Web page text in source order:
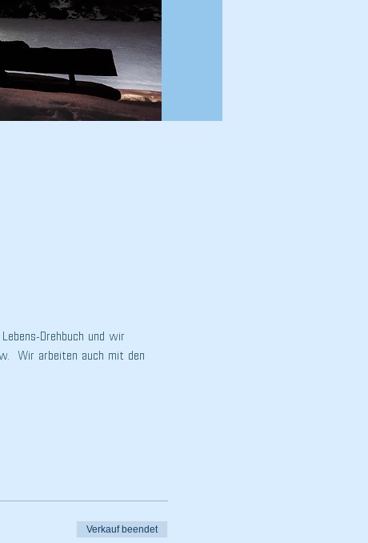
Drehbuch und wir
Wir arbeiten auch mit den
Verkauf beendet